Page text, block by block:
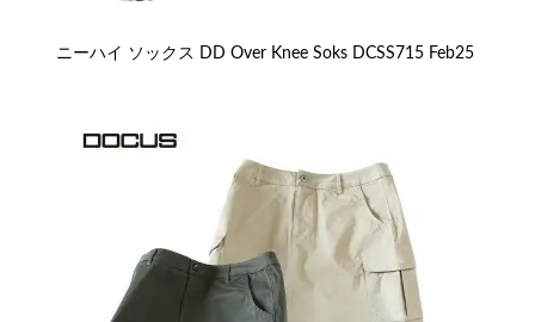
ニーハイ ソックス DD Over Knee Soks DCSS715 Feb25